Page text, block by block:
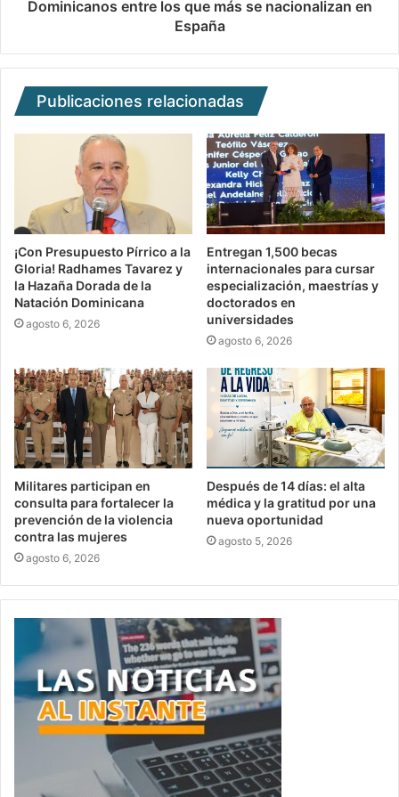
Dominicanos entre los que más se nacionalizan en
España
Publicaciones relacionadas
¡Con Presupuesto Pírrico a la
Gloria! Radhames Tavarez y
la Hazaña Dorada de la
Natación Dominicana
agosto 6, 2026
Entregan 1,500 becas
internacionales para cursar
especialización, maestrías y
doctorados en
universidades
agosto 6, 2026
Militares participan en
consulta para fortalecer la
prevención de la violencia
contra las mujeres
agosto 6, 2026
Después de 14 días: el alta
médica y la gratitud por una
nueva oportunidad
agosto 5, 2026